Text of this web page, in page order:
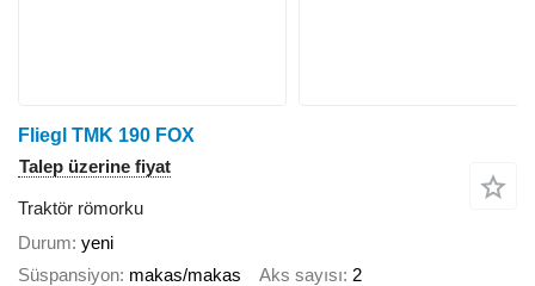
Fliegl TMK 190 FOX
Talep üzerine fiyat
Traktör römorku
Durum yeni
Süspansiyon makas/makas Aks sayısı 2